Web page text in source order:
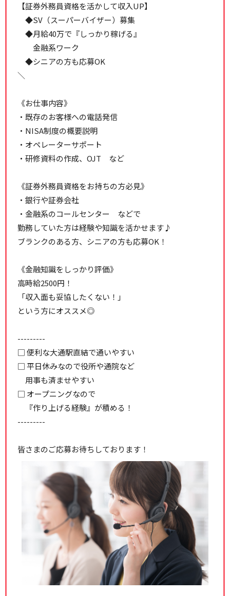
【証券外務員資格を活かして収入UP】
◆SV（スーパーバイザー）募集
◆月給40万で『しっかり稼げる』
金融系ワーク
◆シニアの方も応募OK
＼
《お仕事内容》
・既存のお客様への電話発信
・NISA制度の概要説明
・オペレーターサポート
・研修資料の作成、OJT など
《証券外務員資格をお持ちの方必見》
・銀行や証券会社
・金融系のコールセンター などで
勤務していた方は経験や知識を活かせます♪
ブランクのある方、シニアの方も応募OK！
《金融知識をしっかり評価》
高時給2500円！
「収入面も妥協したくない！」
という方にオススメ◎
---------
□ 便利な大通駅直結で通いやすい
□ 平日休みなので役所や通院など
用事も済ませやすい
□ オープニングなので
『作り上げる経験』が積める！
---------
皆さまのご応募お待ちしております！